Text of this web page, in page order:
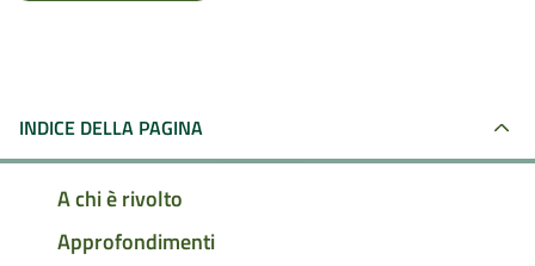
INDICE DELLA PAGINA
A chi è rivolto
Approfondimenti